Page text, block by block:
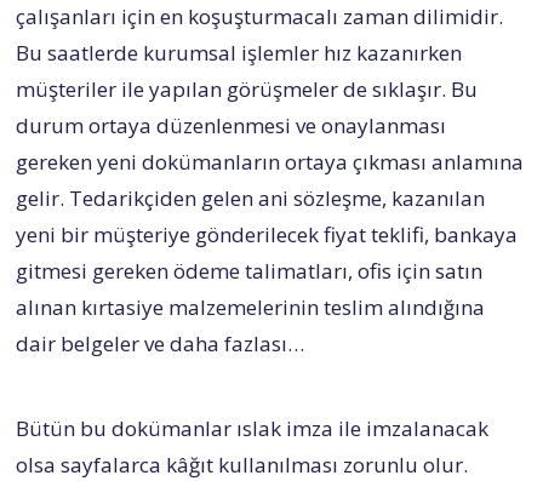
çalışanları için en koşuşturmacalı zaman dilimidir.
Bu saatlerde kurumsal işlemler hız kazanırken
müşteriler ile yapılan görüşmeler de sıklaşır. Bu
durum ortaya düzenlenmesi ve onaylanması
gereken yeni dokümanların ortaya çıkması anlamına
gelir. Tedarikçiden gelen ani sözleşme, kazanılan
yeni bir müşteriye gönderilecek fiyat teklifi, bankaya
gitmesi gereken ödeme talimatları, ofis için satın
alınan kırtasiye malzemelerinin teslim alındığına
dair belgeler ve daha fazlası…
Bütün bu dokümanlar ıslak imza ile imzalanacak
olsa sayfalarca kâğıt kullanılması zorunlu olur.